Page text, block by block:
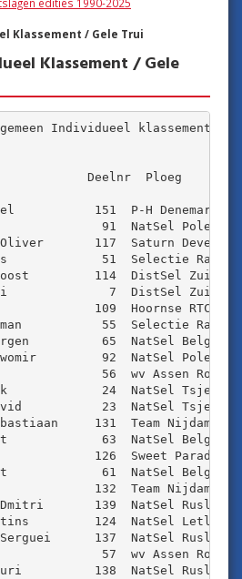
Klassement / Gele Trui
Klassement / Gele
Individueel klassement Dow
Deelnr  Ploeg
151  P-H Denemarken
91  NatSel Polen
117  Saturn
51  Selectie
114  DistSel Zuid
7  DistSel Zuid-
109  Hoornse RTC
55  Selectie
65  NatSel Belgi‰
92  NatSel
56  wv Assen
24  NatSel
23  NatSel
131  Team
63  NatSel
126  Sweet Paradise
61  NatSel
132  Team Nijdam/
Dmitri       139  NatSel
124  NatSel
Serguei      137  NatSel
57  wv Assen
Yuri          138  NatSel